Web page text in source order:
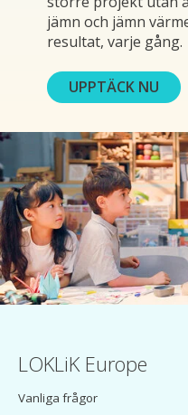
jämn och jämn
resultat, varje gång.
UPPTÄCK NU
LOKLiK Europe
Vanliga frågor